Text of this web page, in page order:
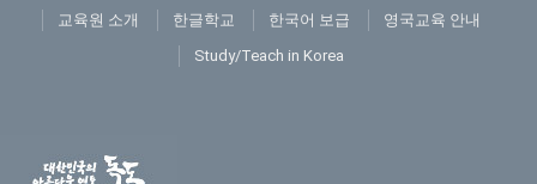
교육원 소개 한글학교 한국어 보급
영국교육 안내
Study/Teach in Korea